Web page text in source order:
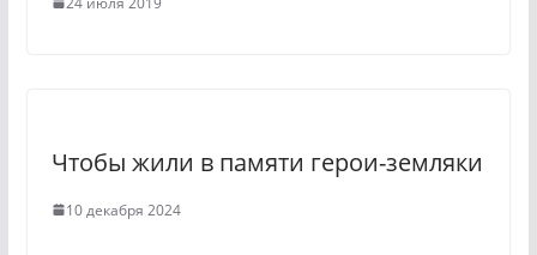
Чтобы жили в памяти герои-земляки
10 декабря 2024